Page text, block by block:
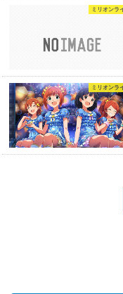
ミリオンラ
ミリオンラ